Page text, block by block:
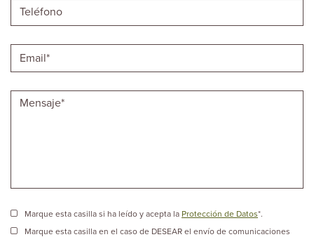
Marque esta casilla si ha leído y acepta la Protección de Datos*.
Marque esta casilla en el caso de DESEAR el envío de comunicaciones